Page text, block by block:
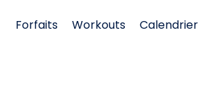
Forfaits Workouts Calendrier